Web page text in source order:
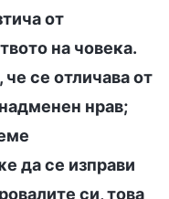
от
на човека.
се отличава от
нрав;
да се изправи
си, това